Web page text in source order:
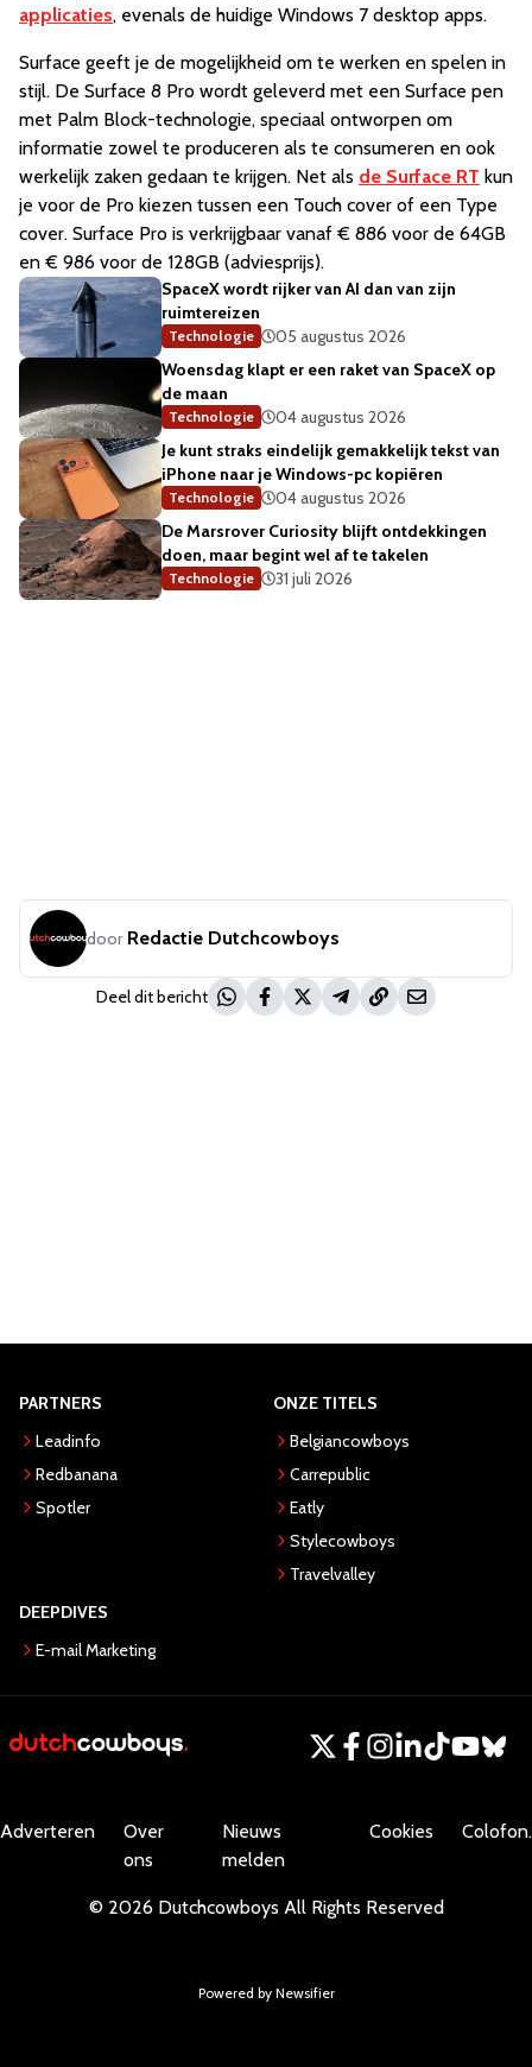
applicaties, evenals de huidige Windows 7 desktop apps.
Surface geeft je de mogelijkheid om te werken en spelen in
stijl. De Surface 8 Pro wordt geleverd met een Surface pen
met Palm Block-technologie, speciaal ontworpen om
informatie zowel te produceren als te consumeren en ook
werkelijk zaken gedaan te krijgen. Net als de Surface RT kun
je voor de Pro kiezen tussen een Touch cover of een Type
cover. Surface Pro is verkrijgbaar vanaf € 886 voor de 64GB
en € 986 voor de 128GB (adviesprijs).
SpaceX wordt rijker van AI dan van zijn
ruimtereizen
Technologie
05 augustus 2026
Woensdag klapt er een raket van SpaceX op
de maan
Technologie
04 augustus 2026
Je kunt straks eindelijk gemakkelijk tekst van
iPhone naar je Windows-pc kopiëren
Technologie
04 augustus 2026
De Marsrover Curiosity blijft ontdekkingen
doen, maar begint wel af te takelen
Technologie 31 juli 2026
door Redactie Dutchcowboys
Deel dit bericht
PARTNERS
Leadinfo
Redbanana
Spotler
ONZE TITELS
Belgiancowboys
Carrepublic
Eatly
Stylecowboys
Travelvalley
DEEPDIVES
E-mail Marketing
Adverteren
Over
ons
Nieuws
melden
Cookies Colofon.
© 2026 Dutchcowboys All Rights Reserved
Powered by Newsifier